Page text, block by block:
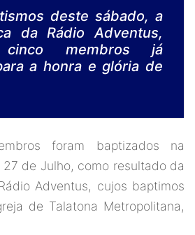
deste sábado, a
da Rádio Adventus,
cinco membros já
a honra e glória de
foram baptizados na
de Julho, como resultado da
Adventus, cujos baptimos
de Talatona Metropolitana,